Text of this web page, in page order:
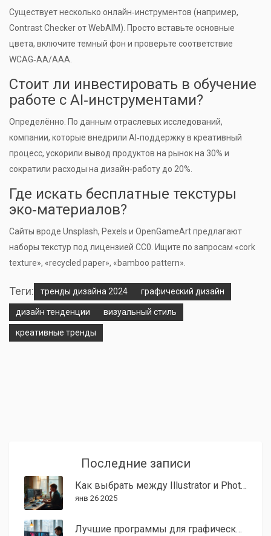
Существует несколько онлайн‑инструментов (например,
Contrast Checker от WebAIM). Просто вставьте основные
цвета, включите темный фон и проверьте соответствие
WCAG‑AA/AAA.
Стоит ли инвестировать в обучение
работе с AI‑инструментами?
Определённо. По данным отраслевых исследований,
компании, которые внедрили AI‑поддержку в креативный
процесс, ускорили вывод продуктов на рынок на 30% и
сократили расходы на дизайн‑работу до 20%.
Где искать бесплатные текстуры
эко‑материалов?
Сайты вроде Unsplash, Pexels и OpenGameArt предлагают
наборы текстур под лицензией CC0. Ищите по запросам «cork
texture», «recycled paper», «bamboo pattern».
Теги: тренды дизайна 2024 графический дизайн
дизайн тенденции визуальный стиль
креативные тренды
Последние записи
Как выбрать между Illustrator и Photoshop для графического дизайна
янв 26 2025
Лучшие программы для графического дизайна на 2024 год